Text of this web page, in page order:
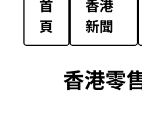
首
頁
香港
新聞
香港零